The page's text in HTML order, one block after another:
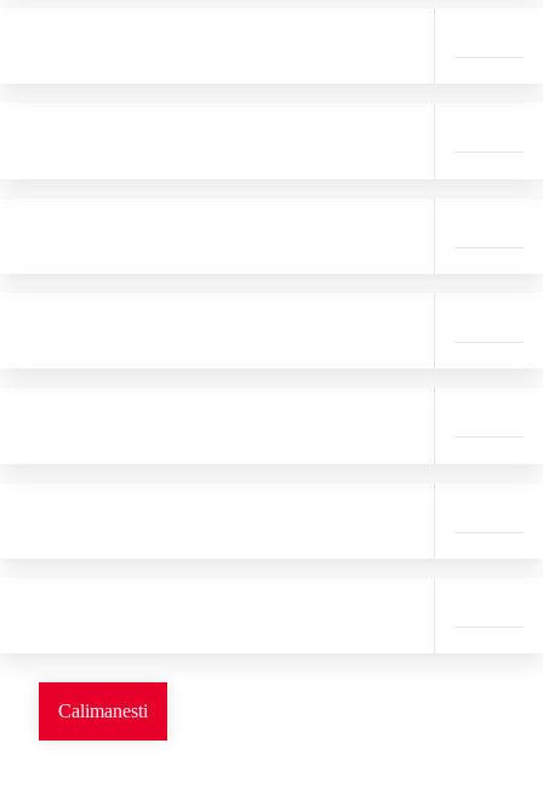
Calimanesti